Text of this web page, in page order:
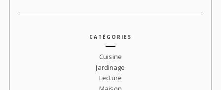
CATÉGORIES
Cuisine
Jardinage
Lecture